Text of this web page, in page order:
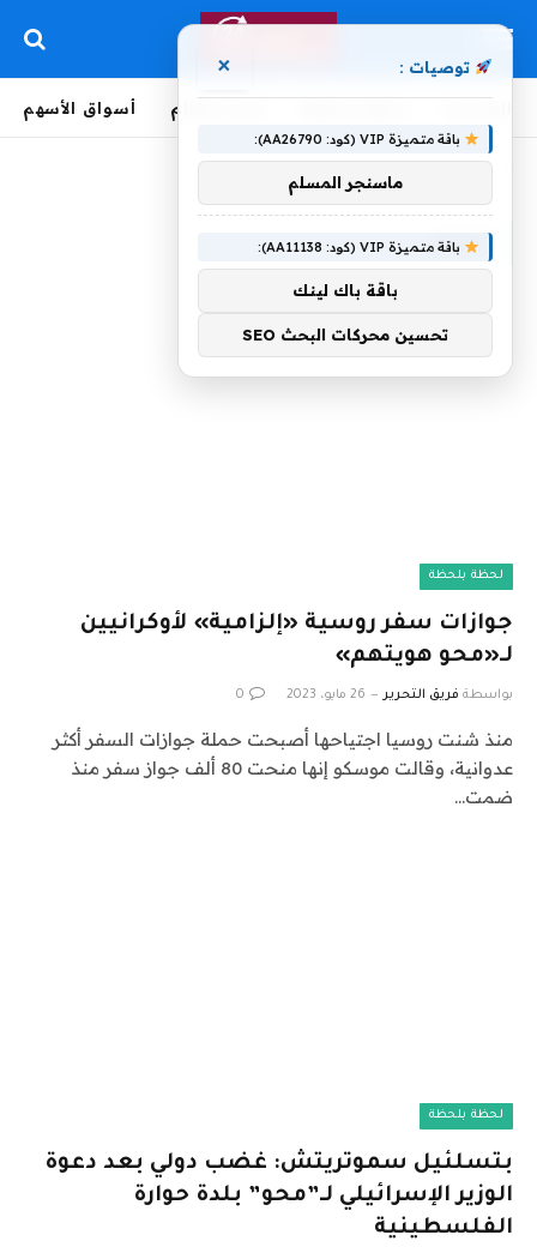
أخبار العالم أسواق الأسهم
لـمحو
لحظة بلحظة
جوازات سفر روسية «إلزامية» لأوكرانيين
لـ«محو هويتهم»
بواسطة فريق التحرير 26 مايو، 2023 0
منذ شنت روسيا اجتياحها أصبحت حملة جوازات السفر أكثر
عدوانية، وقالت موسكو إنها منحت 80 ألف جواز سفر منذ
ضمت…
لحظة بلحظة
بتسلئيل سموتريتش: غضب دولي بعد دعوة
الوزير الإسرائيلي لـ”محو” بلدة حوارة
الفلسطينية
توصيات : ×
باقة متميزة VIP (كود: AA26790):
ماسنجر المسلم
باقة متميزة VIP (كود: AA11138):
باقة باك لينك
تحسين محركات البحث SEO